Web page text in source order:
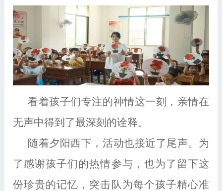
看着孩子们专注的神情这一刻，亲情在
无声中得到了最深刻的诠释。
随着夕阳西下，活动也接近了尾声。为
了感谢孩子们的热情参与，也为了留下这
份珍贵的记忆，突击队为每个孩子精心准